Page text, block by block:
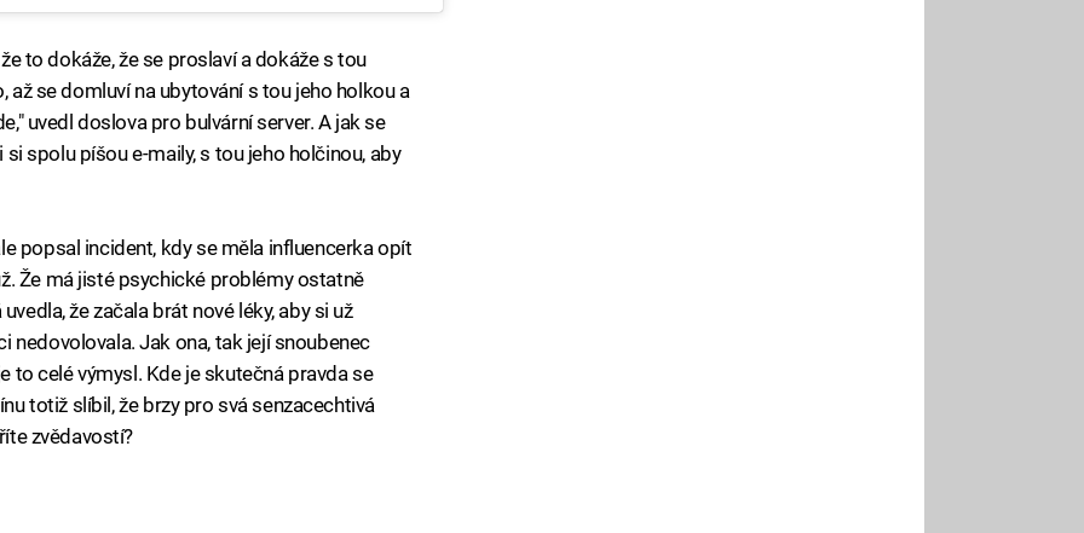
to dokáže, že se proslaví a dokáže s tou
až se domluví na ubytování s tou jeho holkou a
uvedl doslova pro bulvární server. A jak se
si spolu píšou e-maily, s tou jeho holčinou, aby
popsal incident, kdy se měla influencerka opít
Že má jisté psychické problémy ostatně
že začala brát nové léky, aby si už
nedovolovala. Jak ona, tak její snoubenec
to celé výmysl. Kde je skutečná pravda se
totiž slíbil, že brzy pro svá senzacechtivá
zvědavostí?